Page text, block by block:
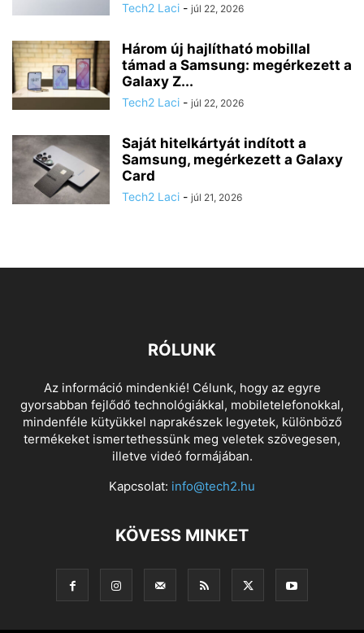
Tech2 Laci - júl 22, 2026
Három új hajlítható mobillal
támad a Samsung: megérkezett a
Galaxy Z...
Tech2 Laci - júl 22, 2026
Saját hitelkártyát indított a
Samsung, megérkezett a Galaxy
Card
Tech2 Laci - júl 21, 2026
RÓLUNK
Az információ mindenkié! Célunk, hogy az egyre
gyorsabban fejlődő technológiákkal, mobiletelefonokkal,
mindenféle kütyükkel naprakészek legyetek, különböző
termékeket ismertethessünk meg veletek szövegesen,
illetve videó formájában.
Kapcsolat: info@tech2.hu
KÖVESS MINKET